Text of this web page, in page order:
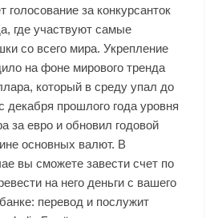
голосование за конкурсанток
где участвуют самые
со всего мира. Укрепление
на фоне мирового тренда
который в среду упал до
декабря прошлого года уровня
за евро и обновил годовой
основных валют. В
вы сможете завести счет по
на него деньги с вашего
перевод и послужит